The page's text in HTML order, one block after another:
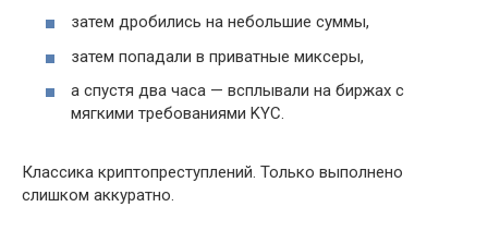
затем дробились на небольшие суммы,
затем попадали в приватные миксеры,
а спустя два часа — всплывали на биржах с
мягкими требованиями KYC.
Классика криптопреступлений. Только выполнено
слишком аккуратно.